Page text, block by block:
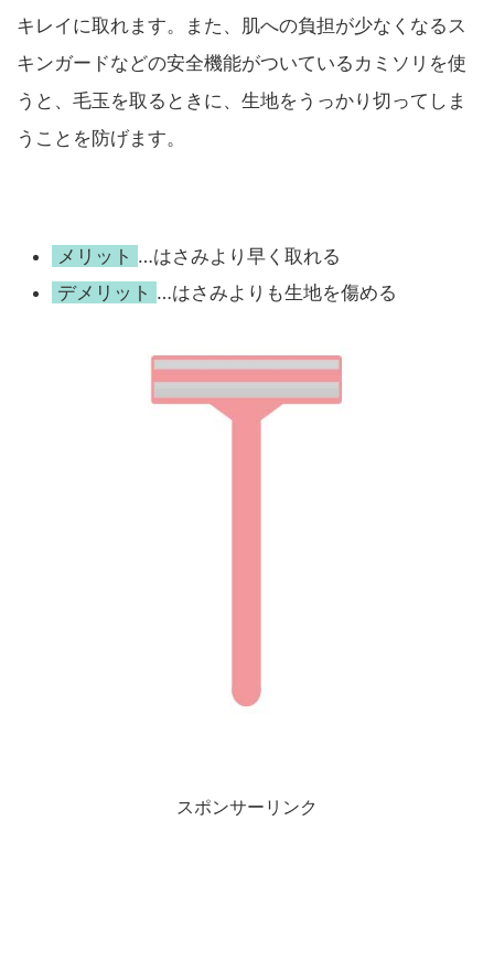
キレイに取れます。また、肌への負担が少なくなるス
キンガードなどの安全機能がついているカミソリを使
うと、毛玉を取るときに、生地をうっかり切ってしま
うことを防げます。
メリット …はさみより早く取れる
デメリット …はさみよりも生地を傷める
スポンサーリンク